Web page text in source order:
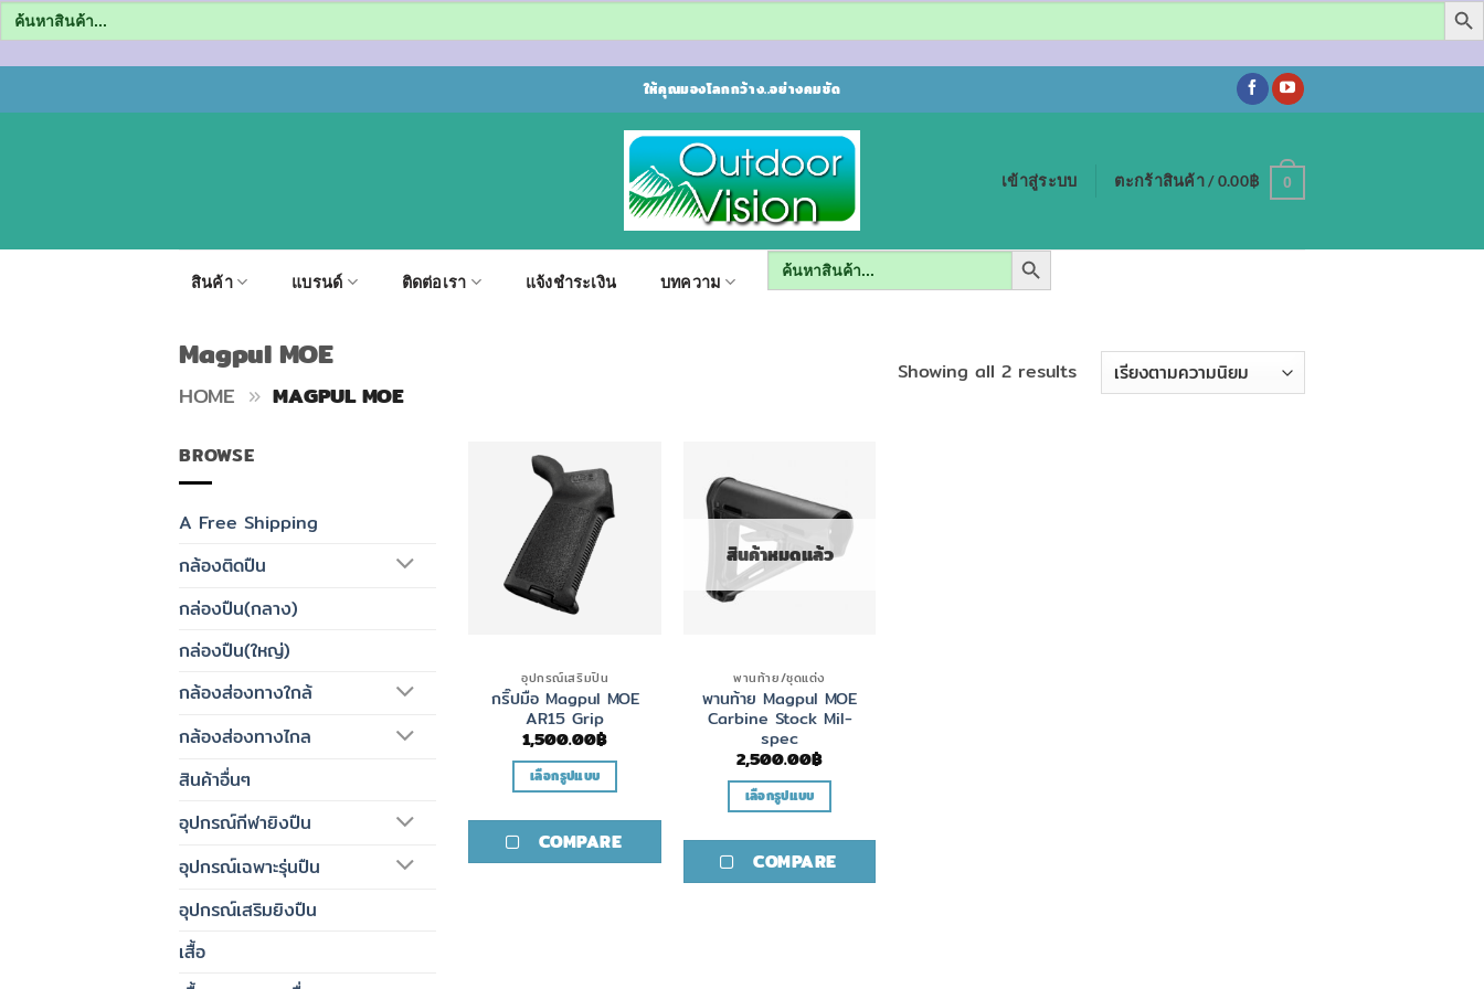
Search
for:
ไป
ให้คุณมองโลกกว้าง..อย่างคมชัด
เข้าสู่ระบบ ตะกร้าสินค้า /0.00฿ 0
สินค้า แบรนด์ ติดต่อเรา แจ้งชำระเงิน บทความ
Search
for:
SEARCH BUTTON
Magpul MOE
HOME » MAGPUL MOE
Showing all 2 resultsSorted
BROWSE
A Free Shipping
กล้องติดปืน
กล่องปืน(กลาง)
กล่องปืน(ใหญ่)
กล้องส่องทางใกล้
กล้องส่องทางไกล
สินค้าอื่นๆ
อุปกรณ์กีฬายิงปืน
อุปกรณ์เฉพาะรุ่นปืน
อุปกรณ์เสริมยิงปืน
เสื้อ
อุปกรณ์เสริมปืน
กริ๊ปมือ Magpul MOE
AR15 Grip
1,500.00฿
เลือกรูปแบบ
product
has
COMPARE
สินค้าหมดแล้ว
พานท้าย/ชุดแต่ง
พานท้าย Magpul MOE
Carbine Stock Mil-
spec
2,500.00฿
เลือกรูปแบบ
product
has
COMPARE